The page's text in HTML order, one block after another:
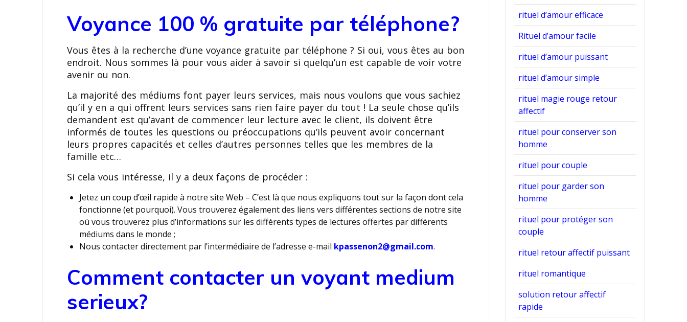
Voyance 100 % gratuite par téléphone?
Vous êtes à la recherche d’une voyance gratuite par téléphone ? Si oui, vous êtes au bon
endroit. Nous sommes là pour vous aider à savoir si quelqu’un est capable de voir votre
avenir ou non.
La majorité des médiums font payer leurs services, mais nous voulons que vous sachiez
qu’il y en a qui offrent leurs services sans rien faire payer du tout ! La seule chose qu’ils
demandent est qu’avant de commencer leur lecture avec le client, ils doivent être
informés de toutes les questions ou préoccupations qu’ils peuvent avoir concernant
leurs propres capacités et celles d’autres personnes telles que les membres de la
famille etc…
Si cela vous intéresse, il y a deux façons de procéder :
Jetez un coup d’œil rapide à notre site Web – C’est là que nous expliquons tout sur la façon dont cela
fonctionne (et pourquoi). Vous trouverez également des liens vers différentes sections de notre site
où vous trouverez plus d’informations sur les différents types de lectures offertes par différents
médiums dans le monde ;
Nous contacter directement par l’intermédiaire de l’adresse e-mail kpassenon2@gmail.com.
Comment contacter un voyant medium
serieux?
rituel d’amour efficace
Rituel d’amour facile
rituel d’amour puissant
rituel d’amour simple
rituel magie rouge retour
affectif
rituel pour conserver son
homme
rituel pour couple
rituel pour garder son
homme
rituel pour protéger son
couple
rituel retour affectif puissant
rituel romantique
solution retour affectif
rapide